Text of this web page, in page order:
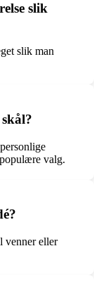
slik
slik man
valg.
venner eller